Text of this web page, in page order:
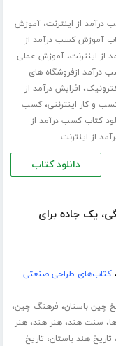
درآمد از اینترنت،آموزش
آموزش کسب درآمد از
از اینترنت،آموزش عملی
درآمد ازفروشگاه های
، افزایش درآمد از
و کار اینترنتی،کسب
کتاب کسب درآمد از
از اینترنت
دانلود کتاب
یک جاده برای
،کتاب‌های طراحی صنعتی
چین باستان، فرهنگ چین،
، سنت هند،هنر هند،هنر
، تاریخ هند باستان، تاریخ